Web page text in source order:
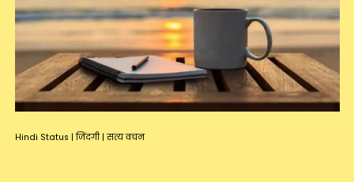
Hindi Status | जिंदगी | सत्य वचन